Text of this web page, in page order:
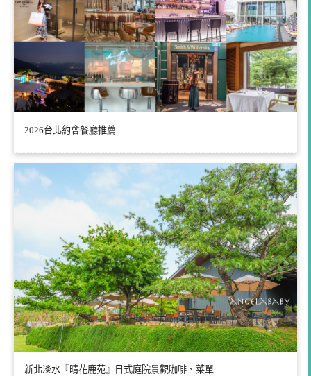
2026台北約會餐廳推薦
新北淡水『晴花鹿苑』日式庭院景觀咖啡、菜單